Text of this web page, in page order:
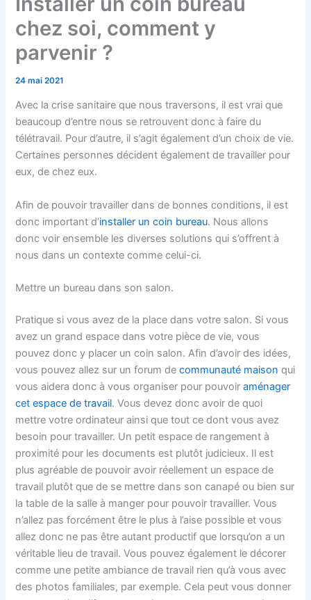
chez soi, comment y
parvenir ?
24 mai 2021
Avec la crise sanitaire que nous traversons, il est vrai que
beaucoup d’entre nous se retrouvent donc à faire du
télétravail. Pour d’autre, il s’agit également d’un choix de vie.
Certaines personnes décident également de travailler pour
eux, de chez eux.
Afin de pouvoir travailler dans de bonnes conditions, il est
donc important d’installer un coin bureau. Nous allons
donc voir ensemble les diverses solutions qui s’offrent à
nous dans un contexte comme celui-ci.
Mettre un bureau dans son salon.
Pratique si vous avez de la place dans votre salon. Si vous
avez un grand espace dans votre pièce de vie, vous
pouvez donc y placer un coin salon. Afin d’avoir des idées,
vous pouvez allez sur un forum decommunauté maison qui
vous aidera donc à vous organiser pour pouvoiraménager
cet espace de travail. Vous devez donc avoir de quoi
mettre votre ordinateur ainsi que tout ce dont vous avez
besoin pour travailler. Un petit espace de rangement à
proximité pour les documents est plutôt judicieux. Il est
plus agréable de pouvoir avoir réellement un espace de
travail plutôt que de se mettre dans son canapé ou bien sur
la table de la salle à manger pour pouvoir travailler. Vous
n’allez pas forcément être le plus à l’aise possible et vous
allez donc ne pas être autant productif que lorsqu’on a un
véritable lieu de travail. Vous pouvez également le décorer
comme une petite ambiance de travail rien qu’à vous avec
des photos familiales, par exemple. Cela peut vous donner